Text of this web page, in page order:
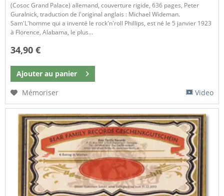
(Cosoc Grand Palace) allemand, couverture rigide, 636 pages, Peter
Guralnick, traduction de l'original anglais : Michael Wideman.
Sam'L'homme qui a inventé le rock'n'roll Phillips, est né le 5 janvier 1923
à Florence, Alabama, le plus...
34,90 €
Ajouter au panier
Mémoriser
Video